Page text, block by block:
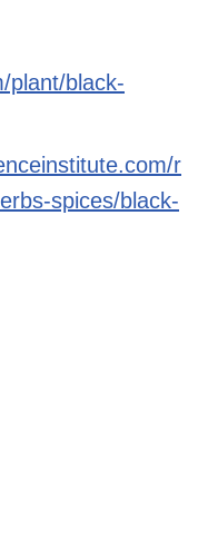
plant/black-
r
spices/black-